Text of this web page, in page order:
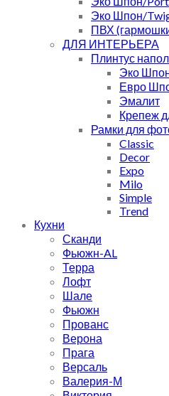
Эко Шпон/
ПВХ
ДЛЯ ИНТЕРЬЕРА
Плинтус
Эко
Евро
Эмалит
Крепеж
Рамки для
Classic
Decor
Expo
Milo
Simple
Trend
Кухни
Сканди
Фьюжн-AL
Терра
Лофт
Шале
Фьюжн
Прованс
Верона
Прага
Версаль
Валерия-М